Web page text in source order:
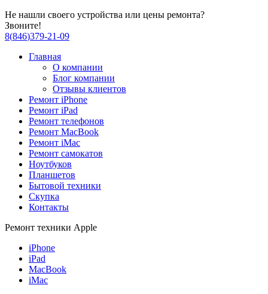
Не нашли своего устройства или цены ремонта?
Звоните!
8(846)379-21-09
Главная
О компании
Блог компании
Отзывы клиентов
Ремонт iPhone
Ремонт iPad
Ремонт телефонов
Ремонт MacBook
Ремонт iMac
Ремонт самокатов
Ноутбуков
Планшетов
Бытовой техники
Скупка
Контакты
Ремонт техники Apple
iPhone
iPad
MacBook
iMac